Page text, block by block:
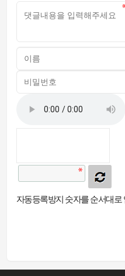
자동등록방지 숫자를 순서대로